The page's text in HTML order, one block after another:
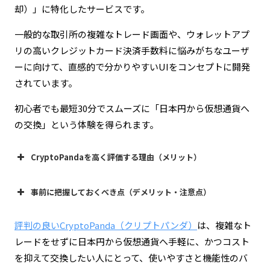
却）」に特化したサービスです。
一般的な取引所の複雑なトレード画面や、ウォレットアプ
リの高いクレジットカード決済手数料に悩みがちなユーザ
ーに向けて、直感的で分かりやすいUIをコンセプトに開発
されています。
初心者でも最短30分でスムーズに「日本円から仮想通貨へ
の交換」という体験を得られます。
CryptoPandaを高く評価する理由（メリット）
事前に把握しておくべき点（デメリット・注意点）
KYC（本人確認）が必須
評判の良いCryptoPanda（クリプトパンダ） は、複雑なト
レードをせずに日本円から仮想通貨へ手軽に、かつコスト
を抑えて交換したい人にとって、使いやすさと機能性のバ